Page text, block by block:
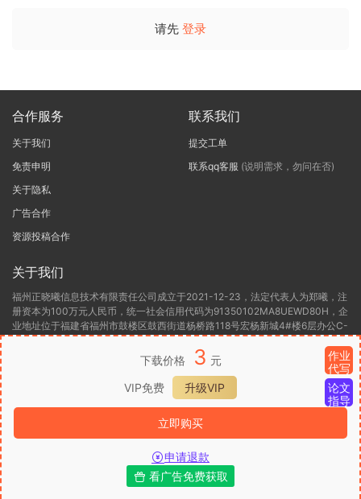
下载价格 3 元
VIP免费
升级VIP
立即购买
申请退款
看广告免费获取
请先 登录
合作服务
关于我们
免责申明
关于隐私
广告合作
资源投稿合作
联系我们
提交工单
联系qq客服 (说明需求，勿问在否)
关于我们
福州正晓曦信息技术有限责任公司成立于2021-12-23，法定代表人为郑曦，注
册资本为100万元人民币，统一社会信用代码为91350102MA8UEWD80H，企
业地址位于福建省福州市鼓楼区鼓西街道杨桥路118号宏杨新城4#楼6层办公C-
6，所属行业为软件和信息技术服务业，经营范围包含:一般项目:信息技术咨询
服务(除依法须经批准的项目外，凭营业执照依法自主开展经营活动)许可项目:
第二类增值电信业务(依法须经批准的项目，经相关部门批准后方可开展经营活
动，具体经营项目以相关部门批准文件或许可证件为准)。福州正晓曦信息技术
有限责任公司目前的经营状态为存续(在营，开业、在册)。
闽B2-20220416
作业
代写
论文
指导